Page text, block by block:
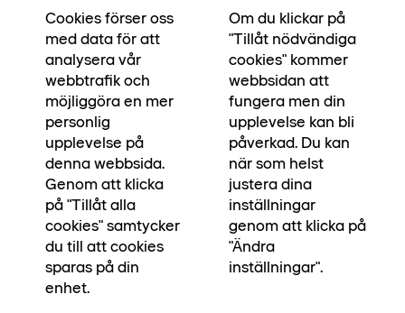
Brf Ankaret är nu slutsålt och vi vill passa på att
hälsa alla boende varmt välkomna till kvarteret
och sina nya hem. Drömmer du om ett hem med
toffelavstånd till vattnet i Limhamns Sjöstad?
Då har du fortfarande en möjlighet i samma
kvarter. Missa inte Ankaret Ägarlägenheter – ett
unikt boende där du äger din bostad på riktigt.
Läs mer om kvarteret och boka tid med mäklare
för att upptäcka dina möjligheter.
Utforska ägarlägenheter
Cookies förser oss
med data för att
analysera vår
webbtrafik och
möjliggöra en mer
personlig
upplevelse på
denna webbsida.
Genom att klicka
på "Tillåt alla
cookies" samtycker
du till att cookies
sparas på din
enhet.
Om du klickar på
"Tillåt nödvändiga
cookies" kommer
webbsidan att
fungera men din
upplevelse kan bli
påverkad. Du kan
när som helst
justera dina
inställningar
genom att klicka på
"Ändra
inställningar".